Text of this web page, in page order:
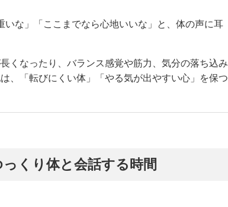
な」「ここまでなら心地いいな」と、体の声に耳
くなったり、バランス感覚や筋力、気分の落ち込み
、「転びにくい体」「やる気が出やすい心」を保つ
くり体と会話する時間